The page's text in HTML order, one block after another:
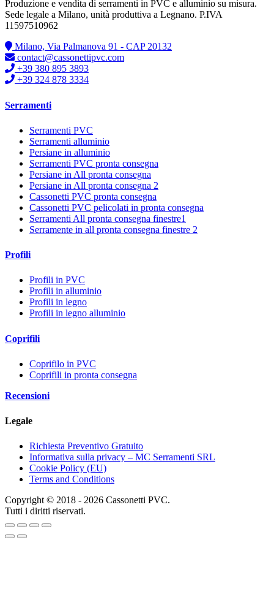
Produzione e vendita di serramenti in PVC e alluminio su misura.
Sede legale a Milano, unità produttiva a Legnano. P.IVA
11597510962
Milano, Via Palmanova 91 - CAP 20132
contact@cassonettipvc.com
+39 380 895 3893
+39 324 878 3334
Serramenti
Serramenti PVC
Serramenti alluminio
Persiane in alluminio
Serramenti PVC pronta consegna
Persiane in All pronta consegna
Persiane in All pronta consegna 2
Cassonetti PVC pronta consegna
Cassonetti PVC pelicolati in pronta consegna
Serramenti All pronta consegna finestre1
Serramente in all pronta consegna finestre 2
Profili
Profili in PVC
Profili in alluminio
Profili in legno
Profili in legno alluminio
Coprifili
Coprifilo in PVC
Coprifili in pronta consegna
Recensioni
Legale
Richiesta Preventivo Gratuito
Informativa sulla privacy – MC Serramenti SRL
Cookie Policy (EU)
Terms and Conditions
Copyright © 2018 - 2026 Cassonetti PVC.
Tutti i diritti riservati.